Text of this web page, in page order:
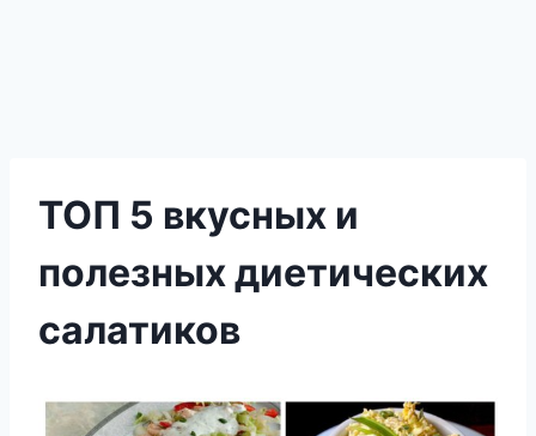
ТОП 5 вкусных и
полезных диетических
салатиков